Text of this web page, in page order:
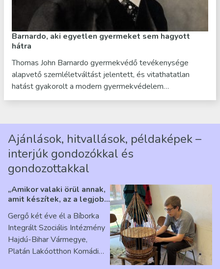
Barnardo, aki egyetlen gyermeket sem hagyott
hátra
Thomas John Barnardo gyermekvédő tevékenysége
alapvető szemléletváltást jelentett, és vitathatatlan
hatást gyakorolt a modern gyermekvédelem…
Ajánlások, hitvallások, példaképek –
interjúk gondozókkal és
gondozottakkal
„Amikor valaki örül annak,
amit készítek, az a legjobb
Ribárszky Gergő ellátottal
Gergő két éve él a Bíborka
Integrált Szociális Intézmény
Hajdú-Bihar Vármegye,
Platán Lakóotthon Komádi